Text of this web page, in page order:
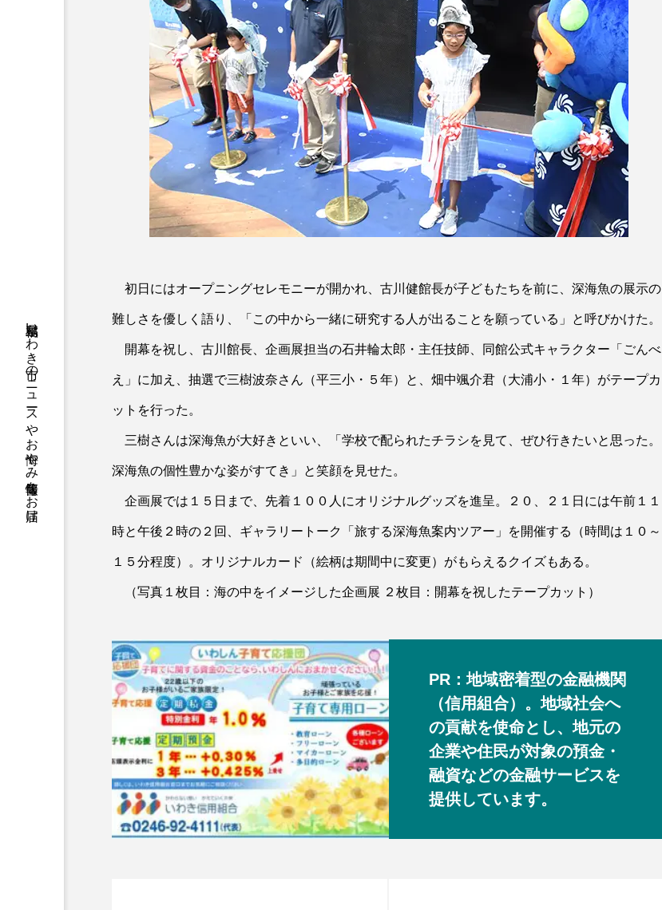
福島県いわき市のニュースやお悔やみ情報等をお届け
初日にはオープニングセレモニーが開かれ、古川健館長が子どもたちを前に、深海魚の展示の
難しさを優しく語り、「この中から一緒に研究する人が出ることを願っている」と呼びかけた。
開幕を祝し、古川館長、企画展担当の石井輪太郎・主任技師、同館公式キャラクター「ごんべ
え」に加え、抽選で三樹波奈さん（平三小・５年）と、畑中颯介君（大浦小・１年）がテープカ
ットを行った。
三樹さんは深海魚が大好きといい、「学校で配られたチラシを見て、ぜひ行きたいと思った。
深海魚の個性豊かな姿がすてき」と笑顔を見せた。
企画展では１５日まで、先着１００人にオリジナルグッズを進呈。２０、２１日には午前１１
時と午後２時の２回、ギャラリートーク「旅する深海魚案内ツアー」を開催する（時間は１０～
１５分程度）。オリジナルカード（絵柄は期間中に変更）がもらえるクイズもある。
（写真１枚目：海の中をイメージした企画展 ２枚目：開幕を祝したテープカット）
PR：地域密着型の金融機関
（信用組合）。地域社会へ
の貢献を使命とし、地元の
企業や住民が対象の預金・
融資などの金融サービスを
提供しています。